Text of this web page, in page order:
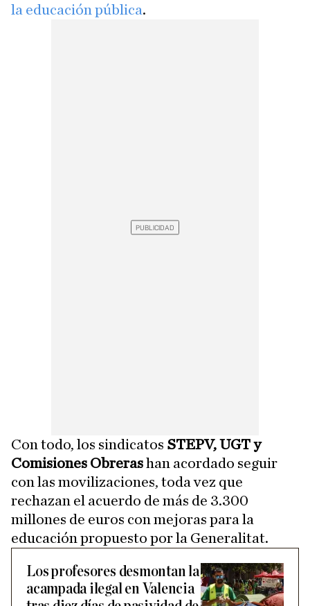
la educación pública.
Con todo, los sindicatos STEPV, UGT y
Comisiones Obrerashan acordado seguir
con las movilizaciones, toda vez que
rechazan el acuerdo de más de 3.300
millones de euros con mejoras para la
educación propuesto por la Generalitat.
Los profesores desmontan la
acampada ilegal en Valencia